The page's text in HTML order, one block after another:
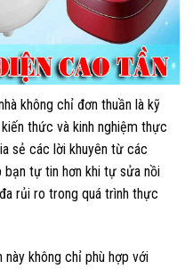
không chỉ đơn thuần là kỹ
thức và kinh nghiệm thực
sẻ các lời khuyên từ các
bạn tự tin hơn khi tự sửa nồi
rủi ro trong quá trình thực
này không chỉ phù hợp với